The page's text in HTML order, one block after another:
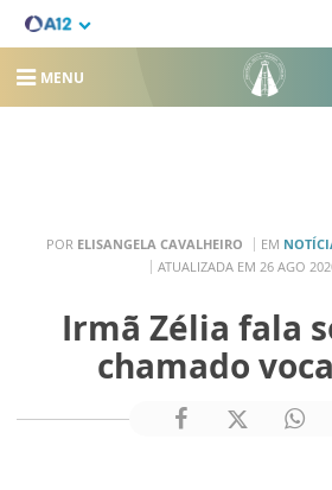
MENU
POR ELISANGELA CAVALHEIRO EM
ATUALIZADA EM 26 AGO
Irmã Zélia fala
chamado